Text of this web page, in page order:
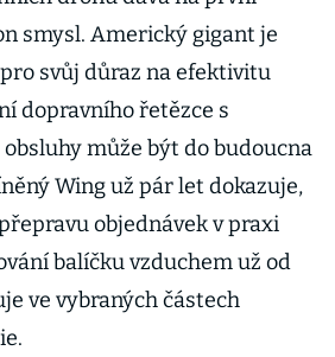
smysl. Americký gigant je
svůj důraz na efektivitu
dopravního řetězce s
může být do budoucna
Wing už pár let dokazuje,
objednávek v praxi
balíčku vzduchem už od
ve vybraných částech